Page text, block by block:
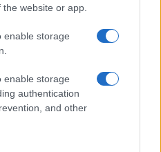
website or app.
enable storage
enable storage
authentication
and other
MagSafe upgrade